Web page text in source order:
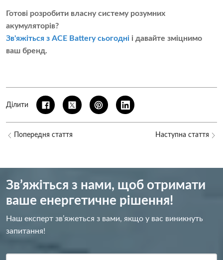
Готові розробити власну систему розумних
акумуляторів?
Зв'яжіться з ACE Battery сьогодні і давайте зміцнимо
ваш бренд.
Ділити
Попередня стаття Наступна стаття
Зв’яжіться з нами, щоб отримати
ваше енергетичне рішення!
Наш експерт зв’яжеться з вами, якщо у вас виникнуть
запитання!